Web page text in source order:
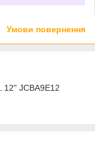
Умови повернення
12" JCBA9E12